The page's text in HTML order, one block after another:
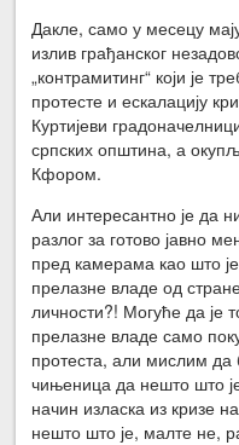
Дакле, само у месецу
излив грађанског
„контрамитинг“ који је
протесте и ескалацију
Куртијеви
српских општина, а
Кфором.
Али интересантно је да
разлог за готово јавно
пред камерама као што
прелазне владе од
личности?! Могуће да је
прелазне владе само
протеста, али мислим да
чињеница да нешто што
начин изласка из кризе
нешто што је, малте не,